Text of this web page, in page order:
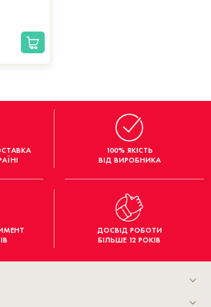
100% ЯКІСТЬ
ВІД ВИРОБНИКА
ДОСВІД РОБОТИ
БІЛЬШЕ 12 РОКІВ